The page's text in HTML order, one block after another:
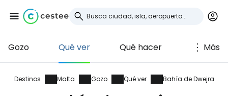
Gozo Qué ver Qué hacer Más
Destinos Malta Gozo Qué ver Bahía de Dwejra
Iniciar sesión en
Cestee